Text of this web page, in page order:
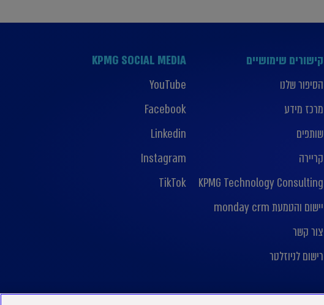
קישורים שימושיים
הסיפור שלנו
מרכז מידע
שותפים
קריירה
KPMG Technology Consulting
יישום והטמעת monday crm
צור קשר
רישום לניוזלטר
KPMG SOCIAL MEDIA
YouTube
Facebook
Linkedin
Instagram
TikTok